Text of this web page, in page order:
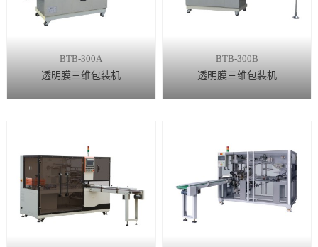
BTB-300A
透明膜三维包装机
BTB-300B
透明膜三维包装机